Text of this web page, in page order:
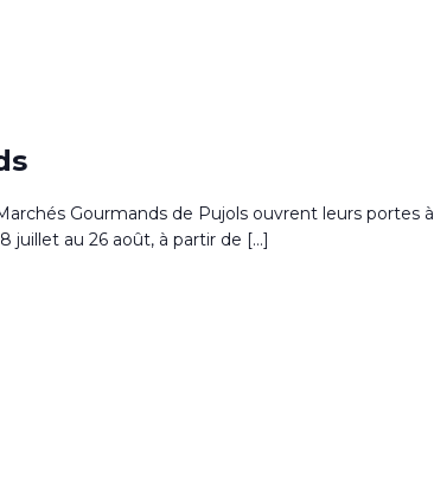
Gourmands de Pujols ouvrent leurs portes à
juillet au 26 août, à partir de […]